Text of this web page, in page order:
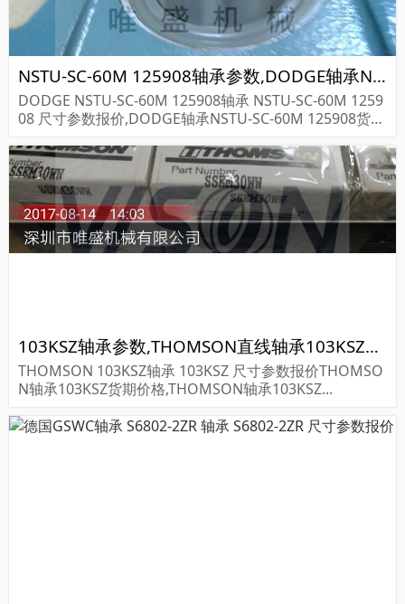
NSTU-SC-60M 125908轴承参数,DODGE轴承NSTU-SC-60M 125908重量
DODGE NSTU-SC-60M 125908轴承 NSTU-SC-60M 1259
08 尺寸参数报价,DODGE轴承NSTU-SC-60M 125908货期
103KSZ轴承参数,THOMSON直线轴承103KSZ重量
THOMSON 103KSZ轴承 103KSZ 尺寸参数报价THOMSO
N轴承103KSZ货期价格,THOMSON轴承103KSZ...